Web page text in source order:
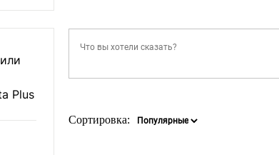
Plus
Сортировка: